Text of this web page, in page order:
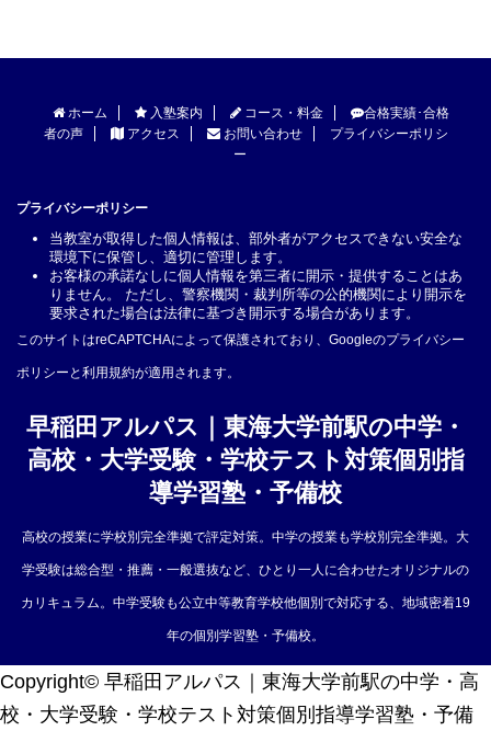
ホーム 入塾案内 コース・料金
合格実績･合格
者の声
アクセス お問い合わせ
プライバシーポリシ
ー
プライバシーポリシー
当教室が取得した個人情報は、部外者がアクセスできない安全な
環境下に保管し、適切に管理します。
お客様の承諾なしに個人情報を第三者に開示・提供することはあ
りません。 ただし、警察機関・裁判所等の公的機関により開示を
要求された場合は法律に基づき開示する場合があります。
このサイトはreCAPTCHAによって保護されており、Googleのプライバシー
ポリシー と利用規約が適用されます。
早稲田アルパス｜東海大学前駅の中学・
高校・大学受験・学校テスト対策個別指
導学習塾・予備校
高校の授業に学校別完全準拠で評定対策。中学の授業も学校別完全準拠。大
学受験は総合型・推薦・一般選抜など、ひとり一人に合わせたオリジナルの
カリキュラム。中学受験も公立中等教育学校他個別で対応する、地域密着19
年の個別学習塾・予備校。
0463-77-1977
受付時間 [平日] 16：00～22：00
Copyright© 早稲田アルパス｜東海大学前駅の中学・高
校・大学受験・学校テスト対策個別指導学習塾・予備